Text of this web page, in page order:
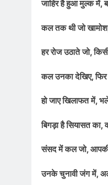
जाहिर है हुआ मुल्क में,
कल तक थी जो
हर रोज उठाते जो,
कल उनका देखिए,
हो जाए खिलाफत में,
बिगड़ा है सियासत का,
संसद में कल जो,
उनके चुनावी जंग में,